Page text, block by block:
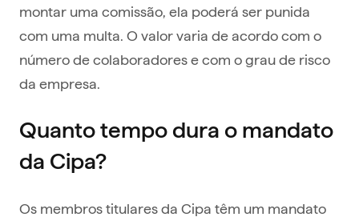
montar uma comissão, ela poderá ser punida
com uma multa. O valor varia de acordo com o
número de colaboradores e com o grau de risco
da empresa.
Quanto tempo dura o mandato
da Cipa?
Os membros titulares da Cipa têm um mandato